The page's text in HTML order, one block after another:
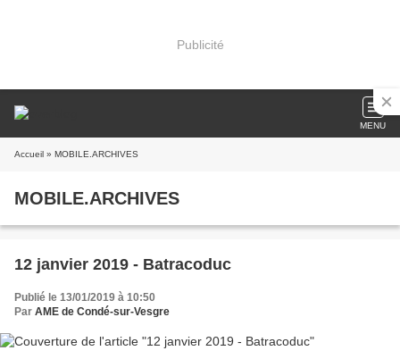
Publicité
MENU
Accueil » MOBILE.ARCHIVES
MOBILE.ARCHIVES
12 janvier 2019 - Batracoduc
Publié le 13/01/2019 à 10:50
Par AME de Condé-sur-Vesgre